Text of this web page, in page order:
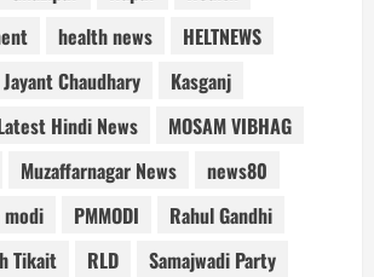
health news
HELTNEWS
Jayant Chaudhary
Kasganj
Hindi News
MOSAM VIBHAG
Muzaffarnagar News
news80
PMMODI
Rahul Gandhi
Tikait RLD
Samajwadi Party